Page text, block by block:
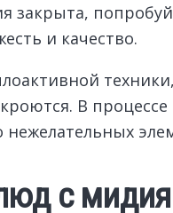
закрыта,
и качество.
В
с